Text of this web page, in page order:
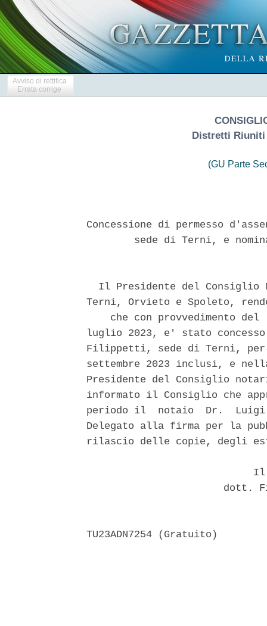
Avviso di rettifica
Errata corrige
Distretti Riuniti
(GU Parte
Concessione di permesso
sede di Terni, e
Il Presidente del Consiglio
Terni, Orvieto e Spoleto,
che con provvedimento del
luglio 2023, e' stato concesso
Filippetti, sede di Terni,
settembre 2023 inclusi, e
Presidente del Consiglio
informato il Consiglio che
periodo il  notaio  Dr.
Delegato alla firma per la
rilascio delle copie, degli
dott.